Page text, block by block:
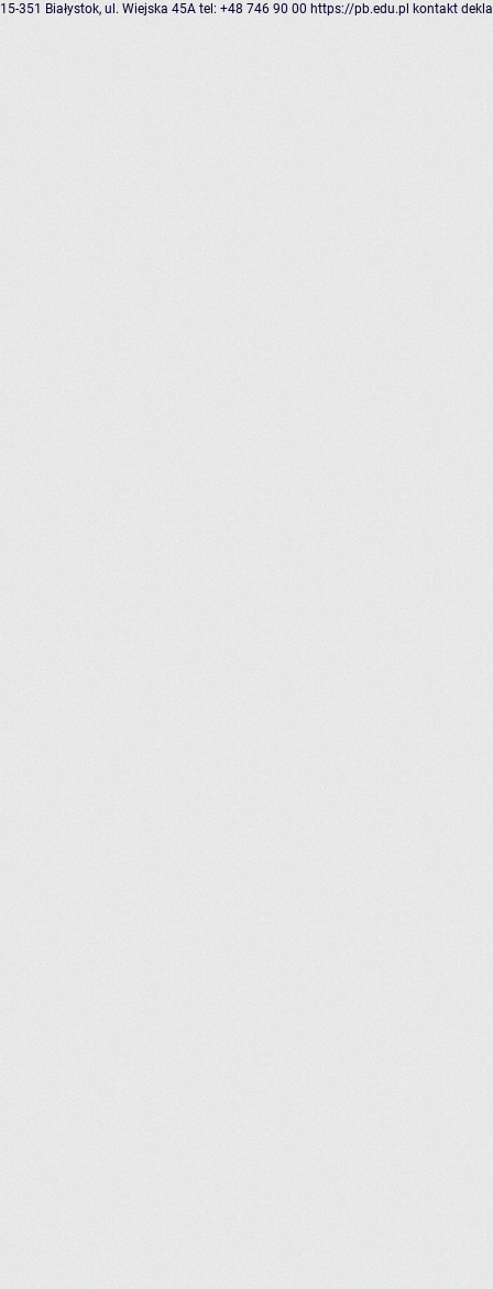
15-351 Białystok, ul. Wiejska 45A tel: +48 746 90 00 https://pb.edu.pl kontakt